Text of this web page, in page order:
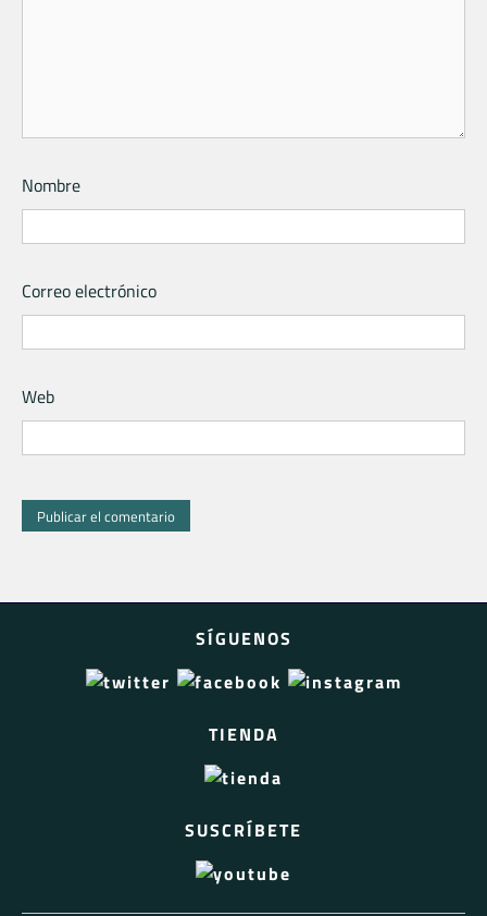
Nombre
Correo electrónico
Web
SÍGUENOS
TIENDA
SUSCRÍBETE